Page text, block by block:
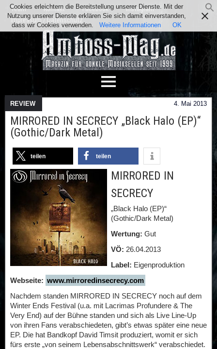
Team Kontakt Facebook
Instagram
Impressum / Datenschutz
REVIEW 4. Mai 2013
MIRRORED IN SECRECY „Black Halo (EP)“
(Gothic/Dark Metal)
teilen teilen
MIRRORED IN
SECRECY
„Black Halo (EP)“
(Gothic/Dark Metal)
Wertung: Gut
VÖ: 26.04.2013
Label: Eigenproduktion
Webseite: www.mirroredinsecrecy.com
Nachdem standen MIRRORED IN SECRECY noch auf dem
Winter Ends Festival (u.a. mit Lacrimas Profundere & The
Very End) auf der Bühne standen und sich als Live Line-Up
von ihren Fans verabschiedeten, gibt’s etwas später eine neue
EP. Die hat Bandkopf David Timsit produziert, womit er sich
fürs erste „von seinem Lebensabschnittswerk“ verabschiedet.
Cookies erleichtern die Bereitstellung unserer Dienste. Mit der
Nutzung unserer Dienste erklären Sie sich damit einverstanden,
dass wir Cookies verwenden.
Weitere Informationen OK